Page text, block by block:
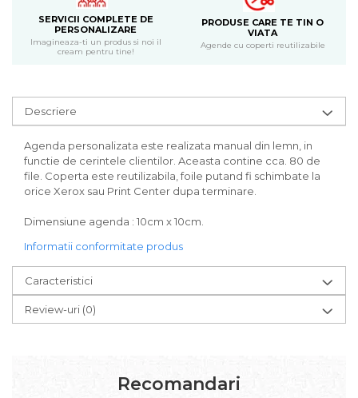
SERVICII COMPLETE DE
PERSONALIZARE
Imagineaza-ti un produs si noi il
cream pentru tine!
PRODUSE CARE TE TIN O
VIATA
Agende cu coperti reutilizabile
Descriere
Agenda personalizata este realizata manual din lemn, in
functie de cerintele clientilor. Aceasta contine cca. 80 de
file. Coperta este reutilizabila, foile putand fi schimbate la
orice Xerox sau Print Center dupa terminare.
Dimensiune agenda : 10cm x 10cm.
Informatii conformitate produs
Caracteristici
Review-uri (0)
Recomandari